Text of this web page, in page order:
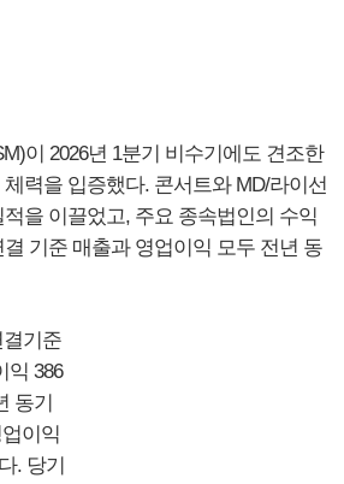
이 2026년 1분기 비수기에도 견조한
력을 입증했다. 콘서트와 MD/라이선
을 이끌었고, 주요 종속법인의 수익
기준 매출과 영업이익 모두 전년 동
결기준
익 386
동기
이익
. 당기